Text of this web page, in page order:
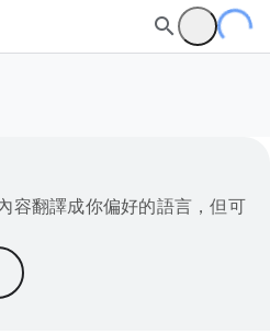
容翻譯成你偏好的語言，但可